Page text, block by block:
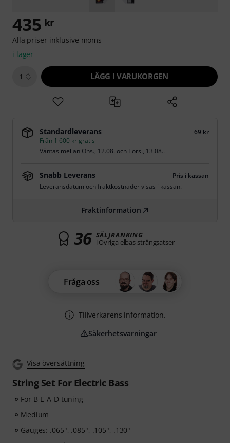
Visa översättning
String Set For Electric Bass
For B-E-A-D tuning
Medium
Gauges: .065", .085", .105", .130"
435 kr
Alla priser inklusive moms
i lager
1 LÄGG I VARUKORGEN
Standardleverans
69 kr
Från 1 600 kr gratis
Väntas mellan Ons., 12.08. ochTors., 13.08..
Snabb Leverans
Pris i kassan
Leveransdatum och fraktkostnader visas i kassan.
Fraktinformation
36 SÄLJRANKING
i Övriga elbas strängsatser
Fråga oss
Tillverkarens information.
Säkerhetsvarningar